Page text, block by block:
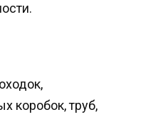
коробок, труб,